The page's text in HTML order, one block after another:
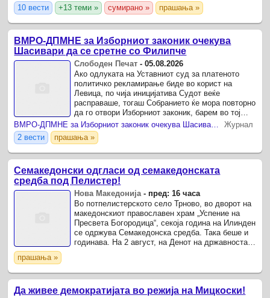
10 вести
+13 теми » сумирано » прашања »
ВМРО-ДПМНЕ за Изборниот законик очекува
Шасивари да се сретне со Филипче
Слободен Печат -05.08.2026
Ако одлуката на Уставниот суд за платеното
политичко рекламирање биде во корист на
Левица, по чија иницијатива Судот веќе
расправаше, тогаш Собранието ќе мора повторно
да го отвори Изборниот законик, барем во тој
дел, со што се отвора можност партиите да се
обидат да постигнат ...
Журнал
2 вести
прашања »
Семакедонски одгласи од семакедонската
средба под Пелистер!
Нова Македонија- пред: 16 часа
Во потпелистерското село Трново, во дворот на
македонскиот православен храм „Успение на
Пресвета Богородица“, секоја година на Илинден
се одржува Семакедонска средба. Така беше и
годинава. На 2 август, на Денот на државноста,
прашања »
Да живее демократијата во режија на Мицкоски!